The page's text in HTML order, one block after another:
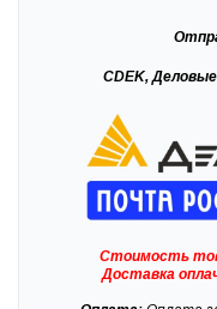
CDEK,
Стоимость
Доставка